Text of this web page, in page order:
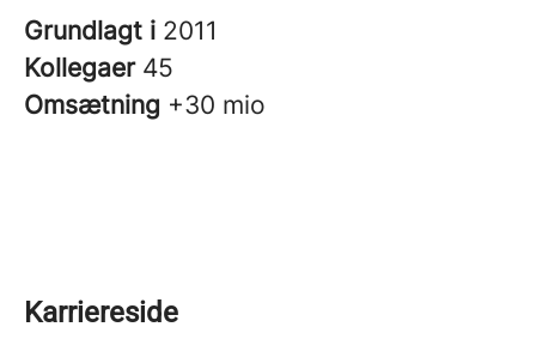
Grundlagt i 2011
Kollegaer 45
Omsætning +30 mio
Karriereside